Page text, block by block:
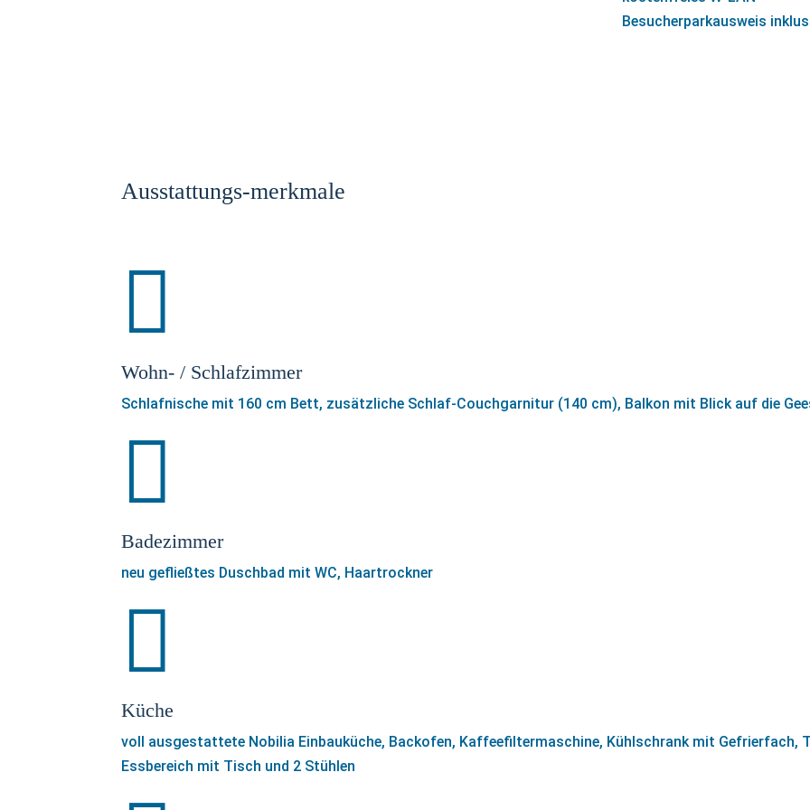
Besucherparkausweis
Ausstattungs-merkmale

Wohn- / Schlafzimmer
Schlafnische mit 160 cm Bett, zusätzliche Schlaf-Couchgarnitur (140 cm), Balkon mit Blick auf die

Badezimmer
neu gefließtes Duschbad mit WC, Haartrockner

Küche
voll ausgestattete Nobilia Einbauküche, Backofen, Kaffeefiltermaschine, Kühlschrank mit Gefrierfach,
Essbereich mit Tisch und 2 Stühlen